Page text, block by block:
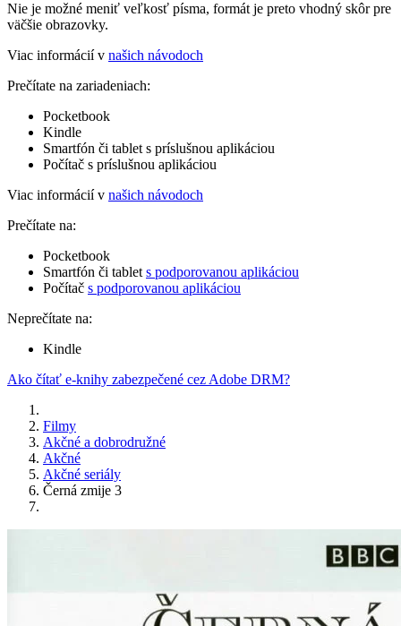
Nie je možné meniť veľkosť písma, formát je preto vhodný skôr pre
väčšie obrazovky.
Viac informácií v našich návodoch
Prečítate na zariadeniach:
Pocketbook
Kindle
Smartfón či tablet s príslušnou aplikáciou
Počítač s príslušnou aplikáciou
Viac informácií v našich návodoch
Prečítate na:
Pocketbook
Smartfón či tablet s podporovanou aplikáciou
Počítač s podporovanou aplikáciou
Neprečítate na:
Kindle
Ako čítať e-knihy zabezpečené cez Adobe DRM?
Filmy
Akčné a dobrodružné
Akčné
Akčné seriály
Černá zmije 3